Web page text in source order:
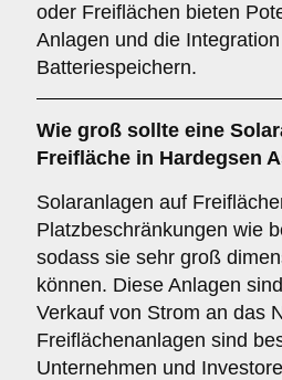
oder Freiflächen bieten
Anlagen und die
Batteriespeichern.
Wie groß sollte eine
Freifläche in Hardegsen
Solaranlagen auf
Platzbeschränkungen wie
sodass sie sehr groß
können. Diese Anlagen
Verkauf von Strom an das
Freiflächenanlagen sind
Unternehmen und